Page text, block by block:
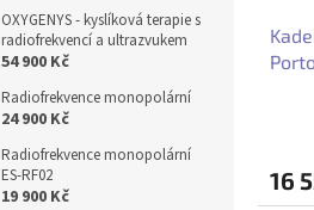
OXYGENYS - kyslíková terapie s
radiofrekvencí a ultrazvukem
54 900 Kč
Radiofrekvence monopolární
24 900 Kč
Radiofrekvence monopolární
ES-RF02
19 900 Kč
16